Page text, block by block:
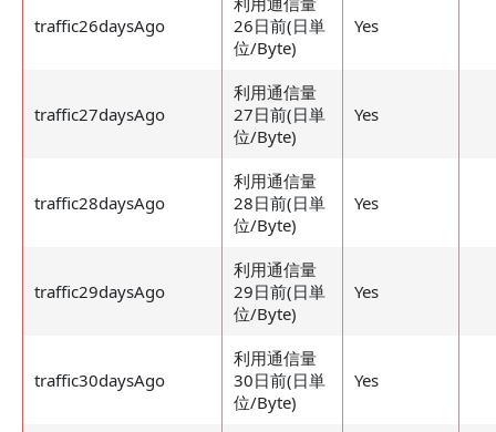
traffic26daysAgo
26日前(日単
位/Byte)
Yes
traffic27daysAgo
利用通信量
27日前(日単
位/Byte)
Yes
traffic28daysAgo
利用通信量
28日前(日単
位/Byte)
Yes
traffic29daysAgo
利用通信量
29日前(日単
位/Byte)
Yes
traffic30daysAgo
利用通信量
30日前(日単
位/Byte)
Yes